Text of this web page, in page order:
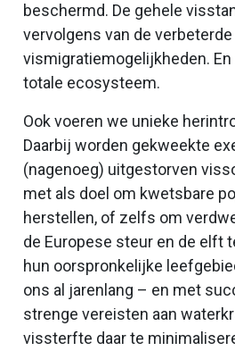
beschermd. De gehele
vervolgens van de verbeterde
vismigratiemogelijkheden.
totale ecosysteem.
Ook voeren we unieke
Daarbij worden gekweekte
(nagenoeg) uitgestorven
met als doel om kwetsbare
herstellen, of zelfs om
de Europese steur en de elft
hun oorspronkelijke
ons al jarenlang – en met
strenge vereisten aan
vissterfte daar te